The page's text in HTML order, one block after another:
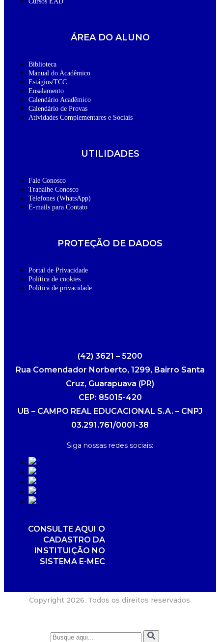
ÁREA DO ALUNO
Biblioteca
Manual do Acadêmico
Estágios/TCC
Ensalamento
Calendário Acadêmico
Calendário de Provas
Atividades Complementares e Sociais
UTILIDADES
Fale Conosco
Trabalhe Conosco
Telefones (WhatsApp)
E-mails para Contato
PROTEÇÃO DE DADOS
Portal de Privacidade
Política de cookies
Política de privacidade
(42) 3621 – 5200
Rua Comendador Norberto, 1299, Bairro Santa
Cruz, Guarapuava (PR)
CEP: 85015-420
UB – CAMPO REAL EDUCACIONAL S.A. – CNPJ
03.291.761/0001-38
Siga nossas redes sociais:
CONSULTE AQUI O
CADASTRO DA
INSTITUIÇÃO NO
SISTEMA E-MEC
Copyright 2026. Todos os direitos reservados.